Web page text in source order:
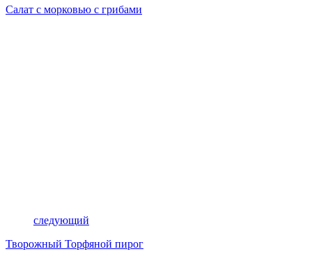
Салат с морковью с грибами
следующий
Творожный Торфяной пирог